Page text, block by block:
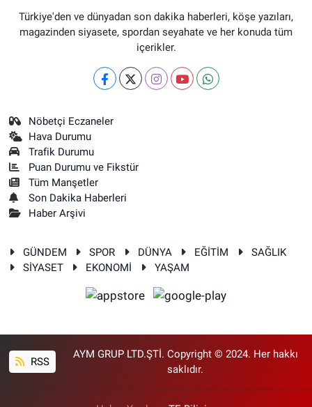
Türkiye'den ve dünyadan son dakika haberleri, köşe yazıları,
magazinden siyasete, spordan seyahate ve her konuda tüm
içerikler.
Nöbetçi Eczaneler
Hava Durumu
Trafik Durumu
Puan Durumu ve Fikstür
Tüm Manşetler
Son Dakika Haberleri
Haber Arşivi
GÜNDEM SPOR DÜNYA EĞİTİM
SAĞLIK
SİYASET
EKONOMİ YAŞAM
RSS
AYM GRUP LTD.ŞTİ. Copyright © 2024. Her hakkı
saklıdır.